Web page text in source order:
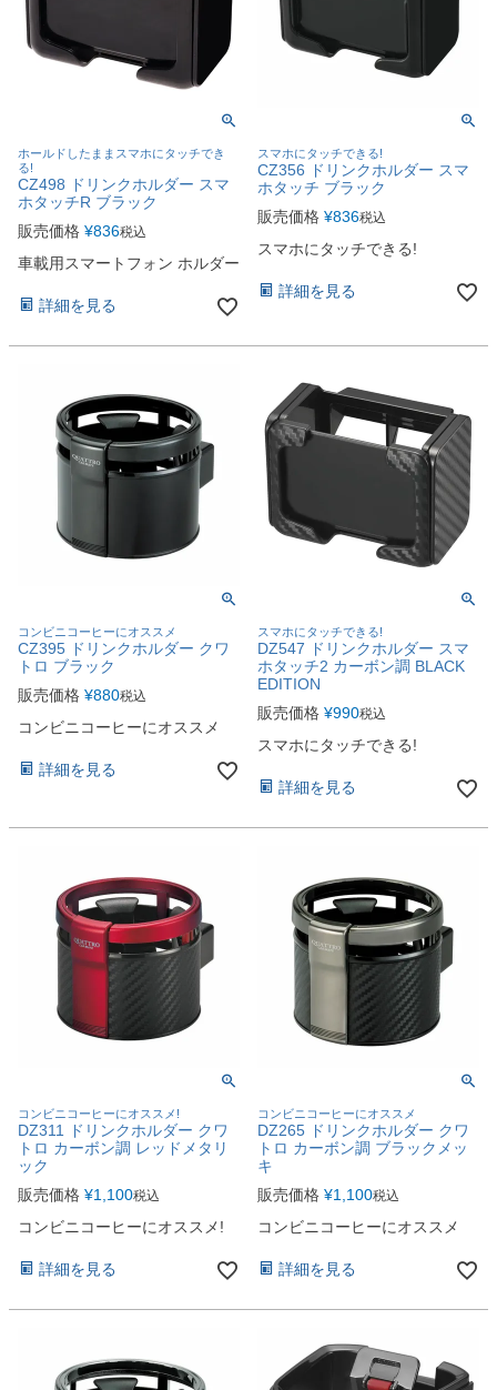
ホールドしたままスマホにタッチでき
る!
CZ498 ドリンクホルダー スマ
ホタッチR ブラック
販売価格 ¥836税込
車載用スマートフォン ホルダー
詳細を見る
スマホにタッチできる!
CZ356 ドリンクホルダー スマ
ホタッチ ブラック
販売価格 ¥836税込
スマホにタッチできる!
詳細を見る
コンビニコーヒーにオススメ
CZ395 ドリンクホルダー クワ
トロ ブラック
販売価格 ¥880税込
コンビニコーヒーにオススメ
詳細を見る
スマホにタッチできる!
DZ547 ドリンクホルダー スマ
ホタッチ2 カーボン調 BLACK
EDITION
販売価格 ¥990税込
スマホにタッチできる!
詳細を見る
コンビニコーヒーにオススメ!
DZ311 ドリンクホルダー クワ
トロ カーボン調 レッドメタリ
ック
販売価格 ¥1,100税込
コンビニコーヒーにオススメ!
詳細を見る
コンビニコーヒーにオススメ
DZ265 ドリンクホルダー クワ
トロ カーボン調 ブラックメッ
キ
販売価格 ¥1,100税込
コンビニコーヒーにオススメ
詳細を見る